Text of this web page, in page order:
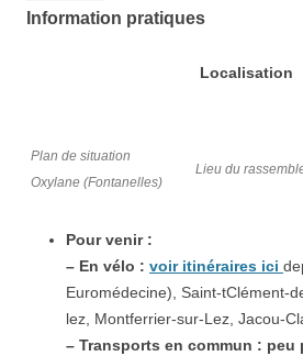
Information pratiques
Localisation
Lieu du
Plan de situation
Oxylane (Fontanelles)
Pour venir :
– En vélo : voir itinéraires ici
Euromédecine), Saint-tClément-
lez, Montferrier-sur-Lez, Jacou-
– Transports en commun : peu